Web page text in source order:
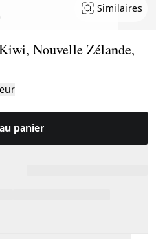
Similaires
Nouvelle Zélande,
panier